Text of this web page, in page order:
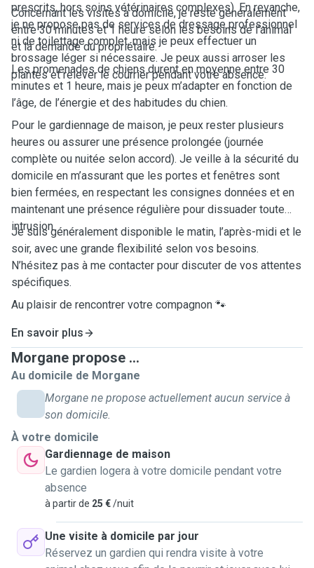
prescrits, hors soins vétérinaires complexes). En revanche,
je ne propose pas de services de dressage professionnel
ni de toilettage complet, mais je peux effectuer un
brossage léger si nécessaire. Je peux aussi arroser les
plantes et relever le courrier pendant votre absence.
Concernant les visites à domicile, je reste généralement
entre 30 minutes et 1 heure selon les besoins de l’animal
et la demande du propriétaire.
Les promenades de chiens durent en moyenne entre 30
minutes et 1 heure, mais je peux m’adapter en fonction de
l’âge, de l’énergie et des habitudes du chien.
Pour le gardiennage de maison, je peux rester plusieurs
heures ou assurer une présence prolongée (journée
complète ou nuitée selon accord). Je veille à la sécurité du
domicile en m’assurant que les portes et fenêtres sont
bien fermées, en respectant les consignes données et en
maintenant une présence régulière pour dissuader toute
intrusion.
Je suis généralement disponible le matin, l’après-midi et le
soir, avec une grande flexibilité selon vos besoins.
N’hésitez pas à me contacter pour discuter de vos attentes
spécifiques.
Au plaisir de rencontrer votre compagnon 🐾
En savoir plus
Morgane propose ...
Au domicile de Morgane
Morgane ne propose actuellement aucun service à
son domicile.
À votre domicile
Gardiennage de maison
Le gardien logera à votre domicile pendant votre
absence
à partir de 25 €/nuit
Une visite à domicile par jour
Réservez un gardien qui rendra visite à votre